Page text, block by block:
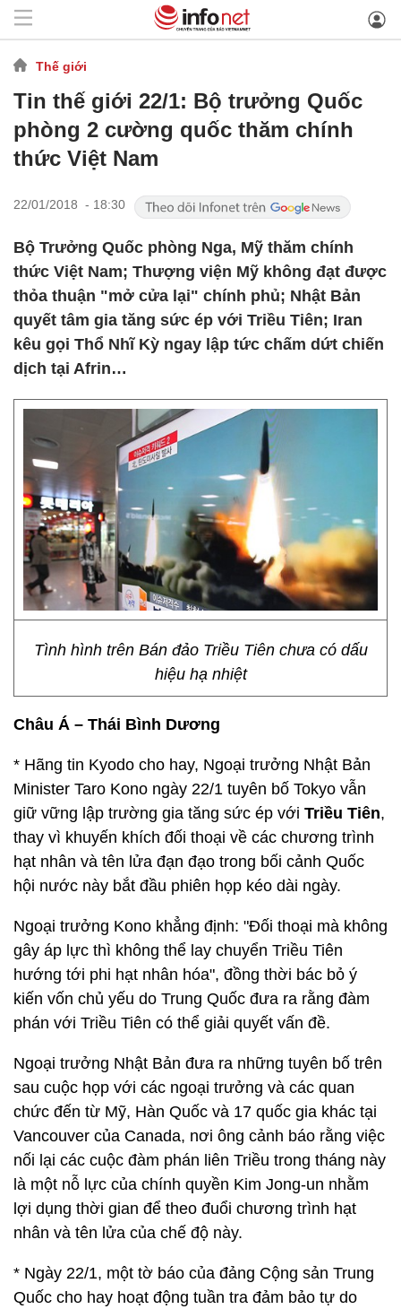
Thế giới
Tin thế giới 22/1: Bộ trưởng Quốc
phòng 2 cường quốc thăm chính
thức Việt Nam
22/01/2018 - 18:30
Bộ Trưởng Quốc phòng Nga, Mỹ thăm chính
thức Việt Nam; Thượng viện Mỹ không đạt được
thỏa thuận "mở cửa lại" chính phủ; Nhật Bản
quyết tâm gia tăng sức ép với Triều Tiên; Iran
kêu gọi Thổ Nhĩ Kỳ ngay lập tức chấm dứt chiến
dịch tại Afrin…
Tình hình trên Bán đảo Triều Tiên chưa có dấu
hiệu hạ nhiệt
Châu Á – Thái Bình Dương
* Hãng tin Kyodo cho hay, Ngoại trưởng Nhật Bản
Minister Taro Kono ngày 22/1 tuyên bố Tokyo vẫn
giữ vững lập trường gia tăng sức ép với Triều Tiên,
thay vì khuyến khích đối thoại về các chương trình
hạt nhân và tên lửa đạn đạo trong bối cảnh Quốc
hội nước này bắt đầu phiên họp kéo dài ngày.
Ngoại trưởng Kono khẳng định: "Đối thoại mà không
gây áp lực thì không thể lay chuyển Triều Tiên
hướng tới phi hạt nhân hóa", đồng thời bác bỏ ý
kiến vốn chủ yếu do Trung Quốc đưa ra rằng đàm
phán với Triều Tiên có thể giải quyết vấn đề.
Ngoại trưởng Nhật Bản đưa ra những tuyên bố trên
sau cuộc họp với các ngoại trưởng và các quan
chức đến từ Mỹ, Hàn Quốc và 17 quốc gia khác tại
Vancouver của Canada, nơi ông cảnh báo rằng việc
nối lại các cuộc đàm phán liên Triều trong tháng này
là một nỗ lực của chính quyền Kim Jong-un nhằm
lợi dụng thời gian để theo đuổi chương trình hạt
nhân và tên lửa của chế độ này.
* Ngày 22/1, một tờ báo của đảng Cộng sản Trung
Quốc cho hay hoạt động tuần tra đảm bảo tự do